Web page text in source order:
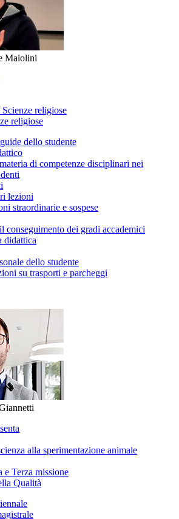
Maiolini
religiose
religiose
dello studente
di competenze disciplinari nei
lezioni
straordinarie e sospese
conseguimento dei gradi accademici
didattica
dello studente
su trasporti e parcheggi
alla sperimentazione animale
Terza missione
Qualità